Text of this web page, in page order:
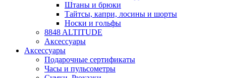
Штаны и брюки
Тайтсы, капри, лосины и шорты
Носки и гольфы
8848 ALTITUDE
Аксессуары
Аксессуары
Подарочные сертификаты
Часы и пульсометры